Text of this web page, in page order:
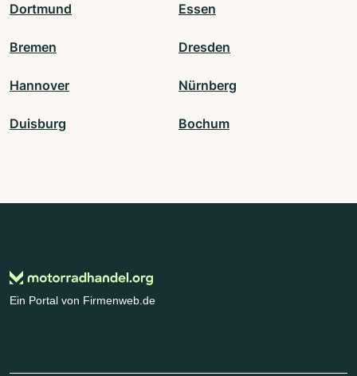
Dortmund Essen
Bremen Dresden
Hannover Nürnberg
Duisburg Bochum
Ein Portal von Firmenweb.de